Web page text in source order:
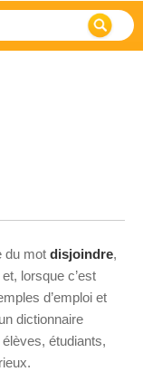
du mot disjoindre,
lorsque c’est
d’emploi et
dictionnaire
étudiants,